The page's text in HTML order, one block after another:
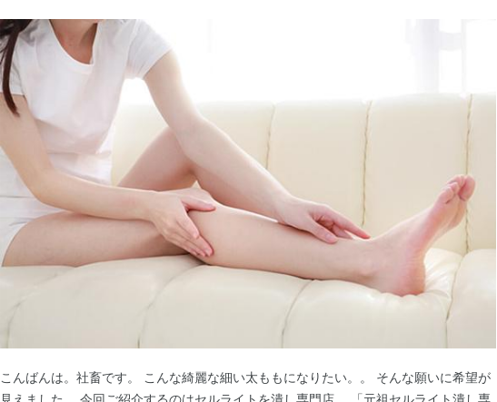
こんばんは。社畜です。 こんな綺麗な細い太ももになりたい。。 そんな願いに希望が